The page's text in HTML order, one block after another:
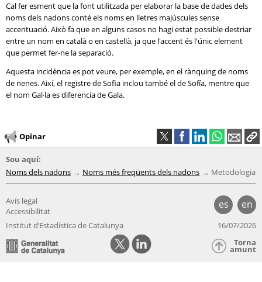
Cal fer esment que la font utilitzada per elaborar la base de dades dels
noms dels nadons conté els noms en lletres majúscules sense
accentuació. Això fa que en alguns casos no hagi estat possible destriar
entre un nom en català o en castellà, ja que l'accent és l'únic element
que permet fer-ne la separació.
Aquesta incidència es pot veure, per exemple, en el rànquing de noms
de nenes. Així, el registre de Sofia inclou també el de Sofía, mentre que
el nom Gal·la es diferencia de Gala.
Opinar
Sou aquí:
Noms dels nadons
Noms més freqüents dels nadons Metodologia
es en
Avís legal
Accessibilitat
Institut d’Estadística de Catalunya
16/07/2026
Torna
amunt